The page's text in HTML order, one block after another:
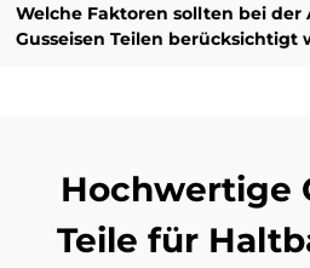
Welche Faktoren sollten bei der
Gusseisen Teilen berücksichtigt
Hochwertige
Teile für